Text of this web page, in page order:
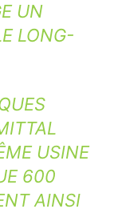
UN
LONG-
USINE
600
AINSI